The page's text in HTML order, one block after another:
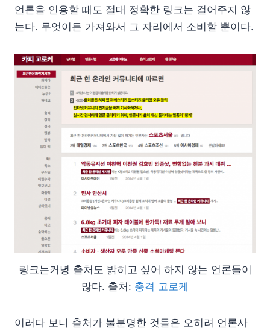
언론을 인용할 때도 절대 정확한 링크는 걸어주지 않
는다. 무엇이든 가져와서 그 자리에서 소비할 뿐이다.
링크는커녕 출처도 밝히고 싶어 하지 않는 언론들이
많다. 출처: 충격 고로케
이러다 보니 출처가 불분명한 것들은 오히려 언론사